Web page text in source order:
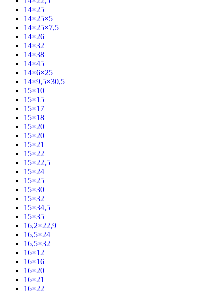
14×25
14×25×5
14×25×7,5
14×26
14×32
14×38
14×45
14×6×25
14×9,5×30,5
15×10
15×15
15×17
15×18
15×20
15×20
15×21
15×22
15×22,5
15×24
15×25
15×30
15×32
15×34,5
15×35
16,2×22,9
16,5×24
16,5×32
16×12
16×16
16×20
16×21
16×22